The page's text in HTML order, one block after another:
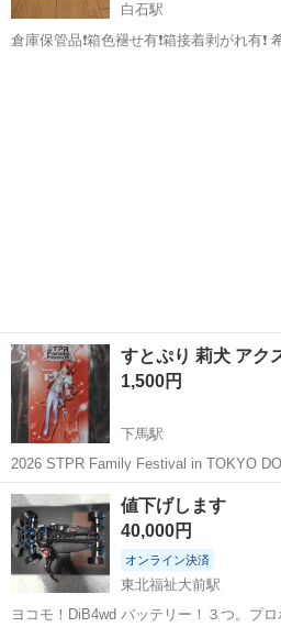
白石駅
倉庫保管品❗箱色褪せ有❗箱接着剥がれ有❗ 希少価値有❗当時物❗何十年ぶ
すとぷり 莉犬 アク
1,500円
下馬駅
2026 STPR Family Festival in TOKYO DOME すとぷり 莉犬くん アク
リルスタンド 未開封品
宮城 塩竈市 下馬駅 模型、プ
値下げします
40,000円
オンライン決済
東北福祉大前駅
ヨコモ！DiB4wd バッテリー！３つ。プ